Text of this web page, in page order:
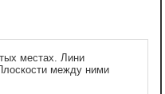
местах. Лини
между ними